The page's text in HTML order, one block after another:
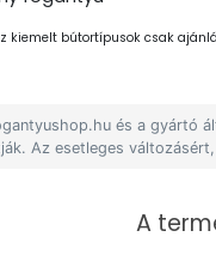
kiemelt bútortípusok csak
és a gyártó
Az esetleges
A